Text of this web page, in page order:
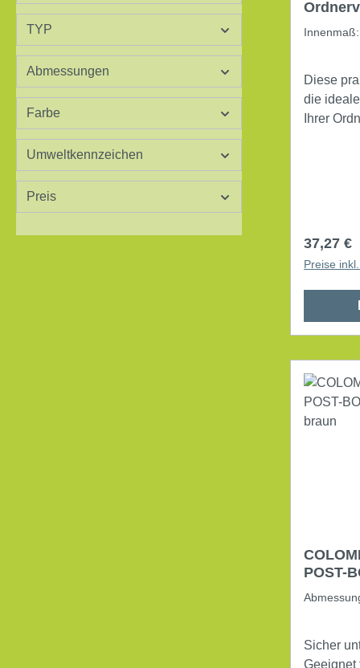
TYP
Abmessungen
Farbe
Umweltkennzeichen
Preis
Stück/
Innenmaß:
Diese
die
Ihrer
Knickschutz Werkstoff:
37,27 €
Preise
POST-BOX
29 cm
Sicher
Geeignet